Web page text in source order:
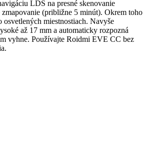
LDS na presné skenovanie
(približne 5 minút). Okrem toho
osvetlených miestnostiach. Navyše
až 17 mm a automaticky rozpozná
vyhne. Používajte Roidmi EVE CC bez